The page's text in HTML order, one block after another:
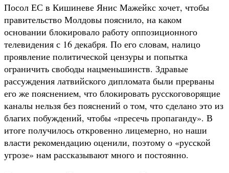
Посол ЕС в Кишиневе Янис Мажейкс хочет, чтобы
правительство Молдовы пояснило, на каком
основании блокировало работу оппозиционного
телевидения с 16 декабря. По его словам, налицо
проявление политической цензуры и попытка
ограничить свободы нацменьшинств. Здравые
рассуждения латвийского дипломата были прерваны
его же пояснением, что блокировать русскоговорящие
каналы нельзя без пояснений о том, что сделано это из
благих побуждений, чтобы «пресечь пропаганду». В
итоге получилось откровенно лицемерно, но наши
власти рекомендацию оценили, поэтому о «русской
угрозе» нам рассказывают много и постоянно.